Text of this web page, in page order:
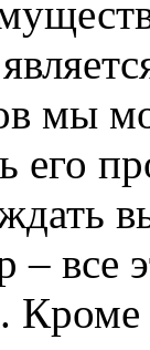
мы
его
– все
Кроме